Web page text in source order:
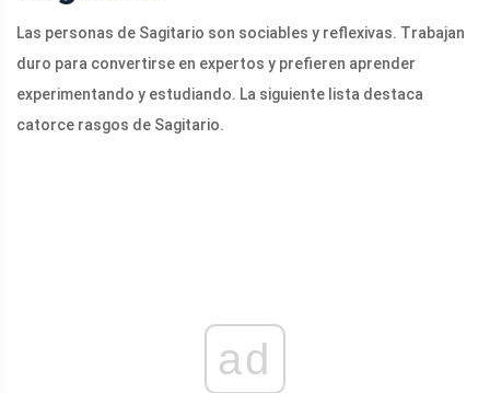
Las personas de Sagitario son sociables y reflexivas. Trabajan
duro para convertirse en expertos y prefieren aprender
experimentando y estudiando. La siguiente lista destaca
catorce rasgos de Sagitario.
ad